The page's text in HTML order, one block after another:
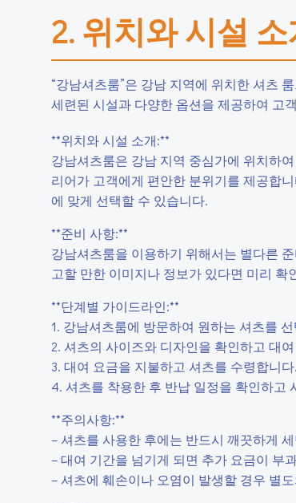
2. 위치와 시설 소
“강남셔츠룸”은 강남 지역에 위치한 셔츠
세련된 시설과 다양한 옵션을 제공하여 고
**위치와 시설 소개:**
강남셔츠룸은 강남 지역 중심가에 위치하
리어가 고객에게 편안한 분위기를 제공합
에 맞게 선택할 수 있습니다.
**준비 사항:**
강남셔츠룸을 이용하기 위해서는 별다른
고할 만한 이미지나 정보가 있다면 미리 확
**단계별 가이드라인:**
1. 강남셔츠룸에 방문하여 원하는 셔츠를
2. 셔츠의 사이즈와 디자인을 확인하고 대
3. 대여 요금을 지불하고 셔츠를 수령합니다.
4. 셔츠를 착용한 후 반납 일정을 확인하고
**주의사항:**
– 셔츠를 사용한 후에는 반드시 깨끗하게
– 대여 기간을 넘기게 되면 추가 요금이 부
– 셔츠에 훼손이나 오염이 발생할 경우 별